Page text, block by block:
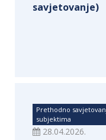
savjetovanje)
Prethodno
subjektima
28.04.2026.